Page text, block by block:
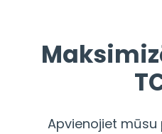
Apvienojiet mūsu